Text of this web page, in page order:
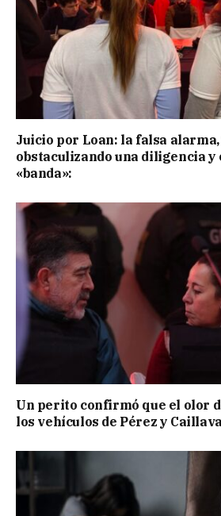
Juicio por Loan: la falsa
obstaculizando una diligencia y
«banda»:
Un perito confirmó que el olor
los vehículos de Pérez y Caillava